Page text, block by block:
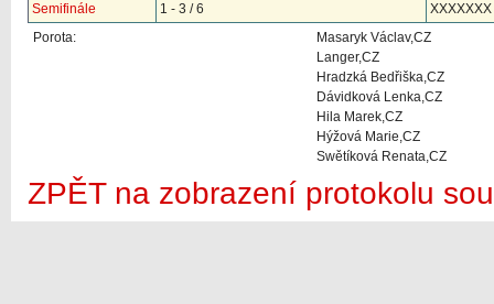
Semifinále
1 - 3 / 6
XXXXXXX
Porota:
Masaryk Václav,CZ
Langer,CZ
Hradzká Bedřiška,CZ
Dávidková Lenka,CZ
Hila Marek,CZ
Hýžová Marie,CZ
Swětíková Renata,CZ
ZPĚT na zobrazení protokolu